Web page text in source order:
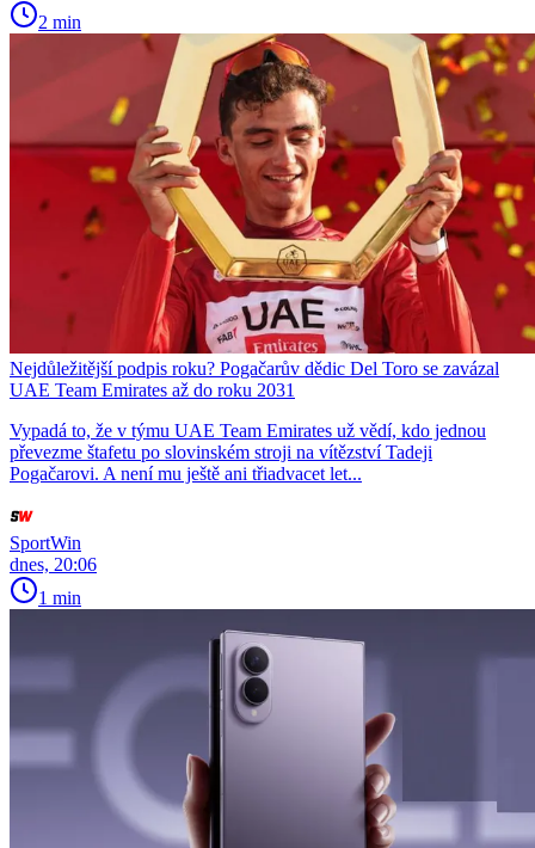
2 min
Nejdůležitější podpis roku? Pogačarův dědic Del Toro se zavázal
UAE Team Emirates až do roku 2031
Vypadá to, že v týmu UAE Team Emirates už vědí, kdo jednou
převezme štafetu po slovinském stroji na vítězství Tadeji
Pogačarovi. A není mu ještě ani třiadvacet let...
SportWin
dnes, 20:06
1 min